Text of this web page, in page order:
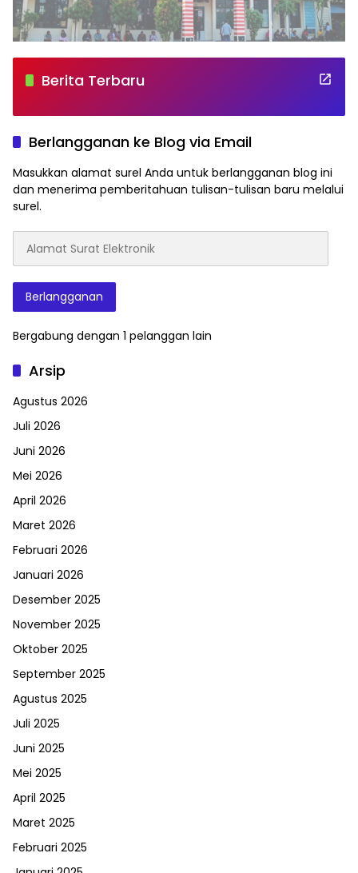
Berita Terbaru
Berlangganan ke Blog via Email
Masukkan alamat surel Anda untuk berlangganan blog ini
dan menerima pemberitahuan tulisan-tulisan baru melalui
surel.
Surat
Berlangganan
Bergabung dengan 1 pelanggan lain
Arsip
Agustus 2026
Juli 2026
Juni 2026
Mei 2026
April 2026
Maret 2026
Februari 2026
Januari 2026
Desember 2025
November 2025
Oktober 2025
September 2025
Agustus 2025
Juli 2025
Juni 2025
Mei 2025
April 2025
Maret 2025
Februari 2025